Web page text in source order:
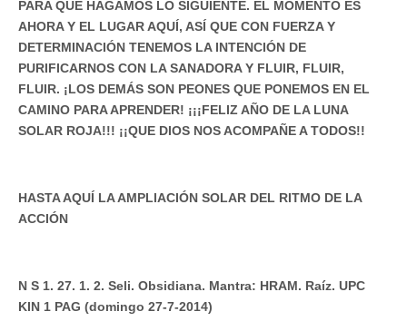
PARA QUE HAGAMOS LO SIGUIENTE. EL MOMENTO ES
AHORA Y EL LUGAR AQUÍ, ASÍ QUE CON FUERZA Y
DETERMINACIÓN TENEMOS LA INTENCIÓN DE
PURIFICARNOS CON LA SANADORA Y FLUIR, FLUIR,
FLUIR. ¡LOS DEMÁS SON PEONES QUE PONEMOS EN EL
CAMINO PARA APRENDER! ¡¡¡FELIZ AÑO DE LA LUNA
SOLAR ROJA!!! ¡¡QUE DIOS NOS ACOMPAÑE A TODOS!!
HASTA AQUÍ LA AMPLIACIÓN SOLAR DEL RITMO DE LA
ACCIÓN
N S 1. 27. 1. 2. Seli. Obsidiana. Mantra: HRAM. Raíz. UPC
KIN 1 PAG (domingo 27-7-2014)